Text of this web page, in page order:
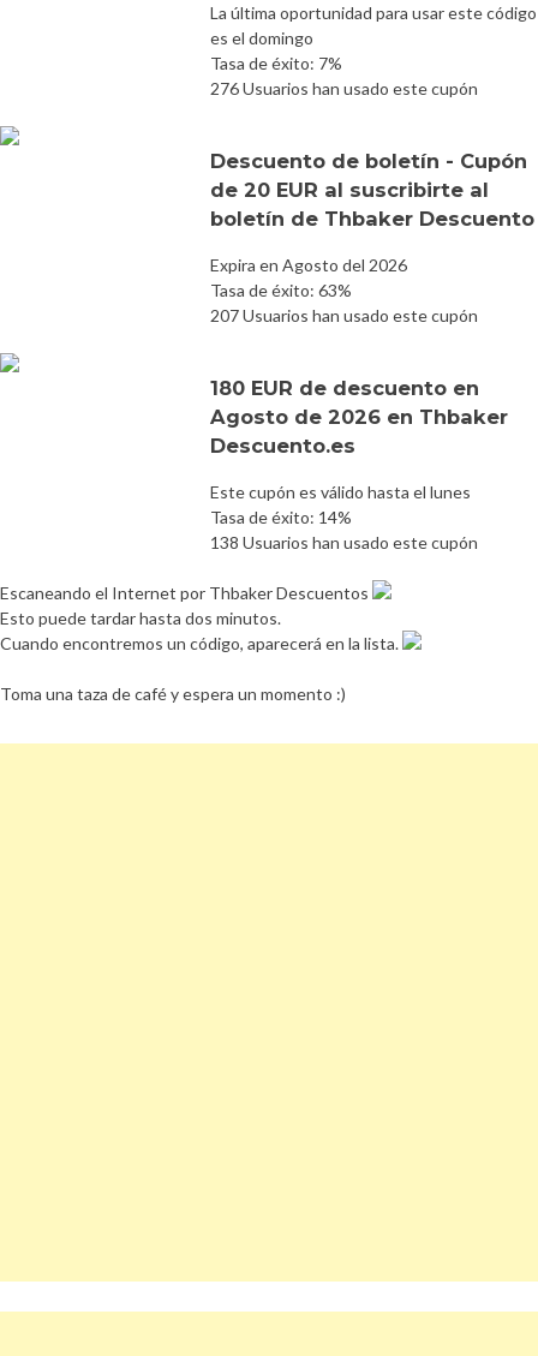
La última oportunidad para usar este código
es el domingo
Tasa de éxito: 7%
276 Usuarios han usado este cupón
Descuento de boletín - Cupón
de 20 EUR al suscribirte al
boletín de Thbaker Descuento
Expira en Agosto del 2026
Tasa de éxito: 63%
207 Usuarios han usado este cupón
180 EUR de descuento en
Agosto de 2026 en Thbaker
Descuento.es
Este cupón es válido hasta el lunes
Tasa de éxito: 14%
138 Usuarios han usado este cupón
Escaneando el Internet por Thbaker Descuentos
Esto puede tardar hasta dos minutos.
Cuando encontremos un código, aparecerá en la lista.
Toma una taza de café y espera un momento :)